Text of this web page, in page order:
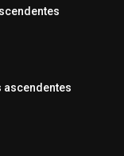
ascendentes